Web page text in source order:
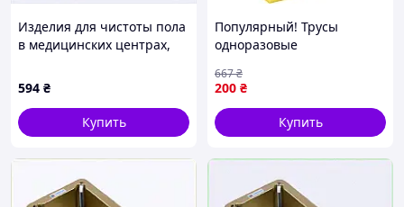
Изделия для чистоты пола
в медицинских центрах,
594 ₴
Купить
Популярный! Трусы
одноразовые
размер M/L 5 штук -
Лучшее качество только
на Nukleon.com.ua
200 ₴
667₴
Купить